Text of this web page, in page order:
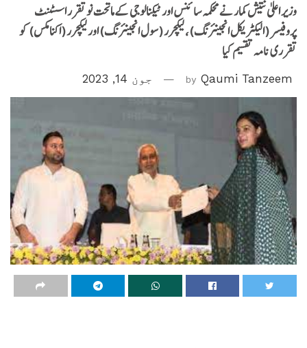
وزیر اعلیٰ نتیش کمار نے محکمہ سائنس اور ٹیکنالوجی کےماتحت نو تقرر اسسٹنٹ
پروفیسر (الیکٹریکل انجینئرنگ)، لیکچرر (سول انجینئرنگ) اور لیکچرر (اکنامکس) کو
تقرری نامہ تقسیم کیا
by Qaumi Tanzeem جون 14, 2023